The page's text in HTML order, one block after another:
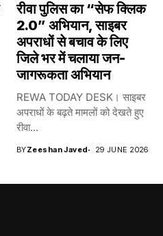
रीवा पुलिस का “सेफ क्लिक
2.0” अभियान, साइबर
अपराधों से बचाव के लिए
जिले भर में चलाया जन-
जागरूकता अभियान
REWA TODAY DESK। साइबर
अपराधों के बढ़ते मामलों को देखते हुए
रीवा...
BYZeeshan Javed 29 JUNE 2026